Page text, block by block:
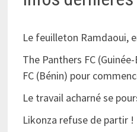
Le feuilleton Ramdaoui,
The Panthers FC
FC (Bénin) pour
Le travail acharné se
Likonza refuse de partir !